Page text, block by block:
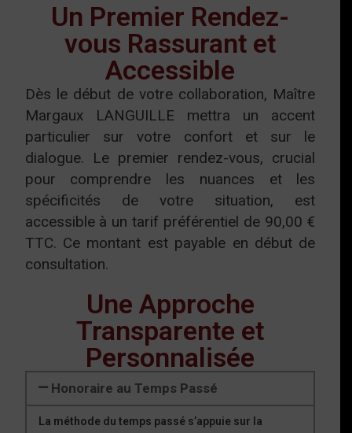
Un Premier Rendez-
vous Rassurant et
Accessible
Dès le début de votre collaboration, Maître
Margaux LANGUILLE mettra un accent
particulier sur votre confort et sur le
dialogue. Le premier rendez-vous, crucial
pour comprendre les nuances et les
spécificités de votre situation, est
accessible à un tarif préférentiel de 90,00 €
TTC. Ce montant est payable en début de
consultation.
Une Approche
Transparente et
Personnalisée
Honoraire au Temps Passé
La méthode du temps passé s’appuie sur la